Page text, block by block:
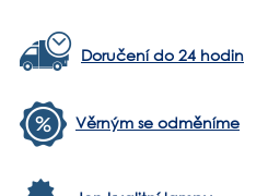
Doručení do 24 hodin
Věrným se odměníme